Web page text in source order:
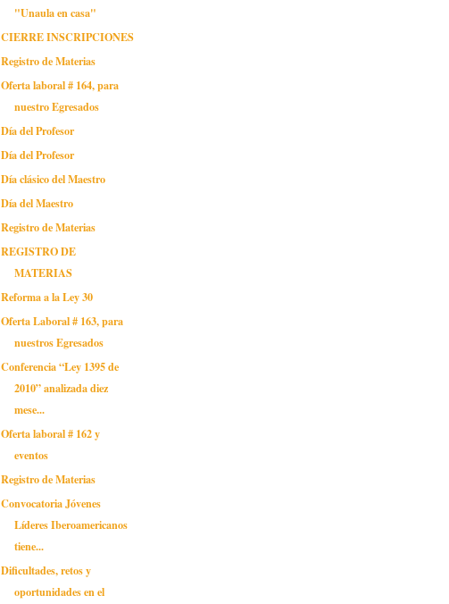
"Unaula en casa"
CIERRE INSCRIPCIONES
Registro de Materias
Oferta laboral # 164, para
nuestro Egresados
Día del Profesor
Día del Profesor
Día clásico del Maestro
Día del Maestro
Registro de Materias
REGISTRO DE
MATERIAS
Reforma a la Ley 30
Oferta Laboral # 163, para
nuestros Egresados
Conferencia “Ley 1395 de
2010” analizada diez
mese...
Oferta laboral # 162 y
eventos
Registro de Materias
Convocatoria Jóvenes
Líderes Iberoamericanos
tiene...
Dificultades, retos y
oportunidades en el